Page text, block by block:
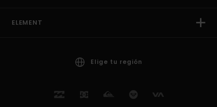
ELEMENT
Elige tu región